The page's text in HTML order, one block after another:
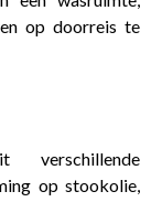
op doorreis te
op stookolie,